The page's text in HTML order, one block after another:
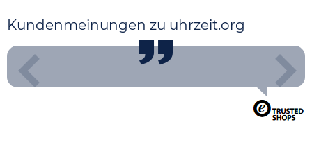
Kundenmeinungen zu uhrzeit.org